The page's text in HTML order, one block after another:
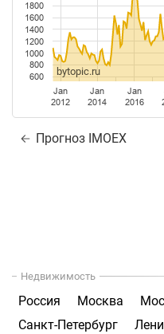
Jan
2012
Jan
2014
Jan
2016
600
800
1000
1200
1400
1600
1800
bytopic.ru
Прогноз IMOEX
Недвижимость
Россия Москва
Санкт-Петербург